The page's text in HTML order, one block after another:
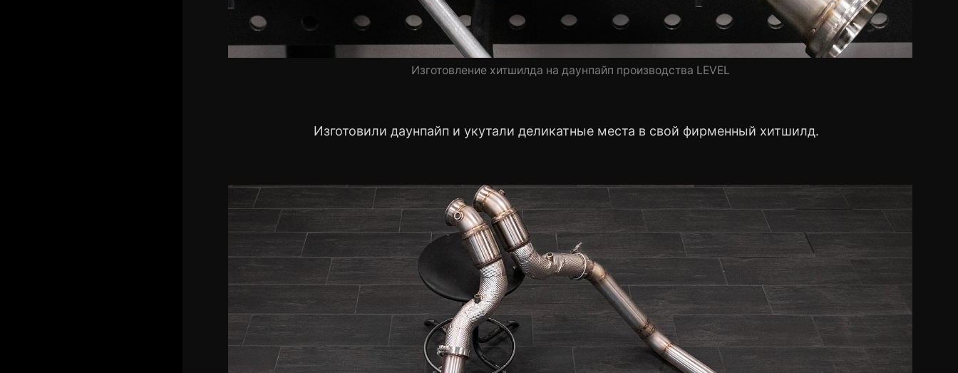
Изготовление хитшилда на даунпайп производства LEVEL
Изготовили даунпайп и укутали деликатные места в свой фирменный хитшилд.